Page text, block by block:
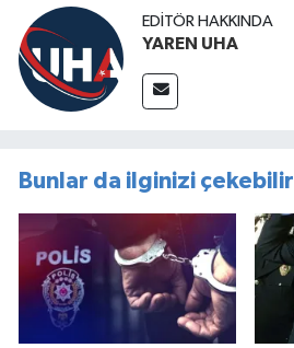
EDITÖR HAKKINDA
YAREN UHA
Bunlar da ilginizi çekebilir